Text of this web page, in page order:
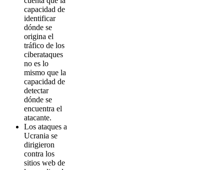
capacidad de
identificar
dónde se
origina el
tráfico de los
ciberataques
no es lo
mismo que la
capacidad de
detectar
dónde se
encuentra el
atacante.
Los ataques a
Ucrania se
dirigieron
contra los
sitios web de